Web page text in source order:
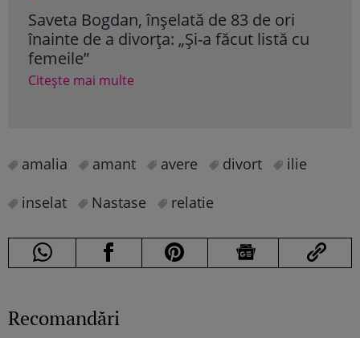
Saveta Bogdan, înșelată de 83 de ori
înainte de a divorța: „Și-a făcut listă cu
femeile”
Citește mai multe
amalia amant avere divort
ilie
inselat
Nastase relatie
Recomandări